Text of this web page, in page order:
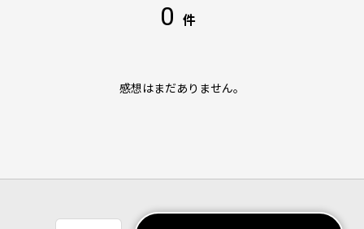
0 件
感想はまだありません。